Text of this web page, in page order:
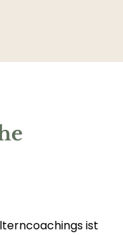
ist